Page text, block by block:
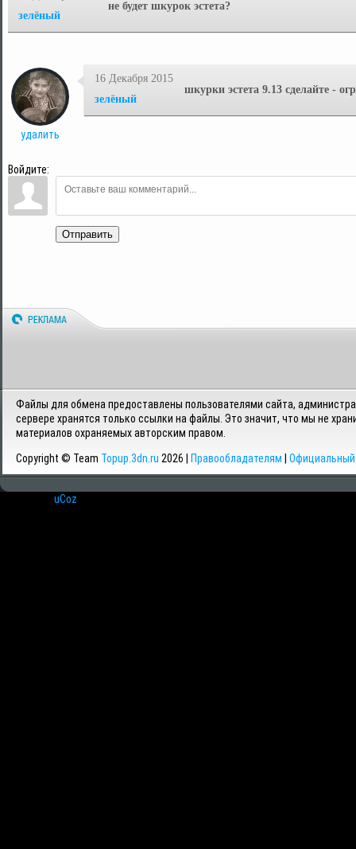
зелёный
не будет шкурок эстета?
удалить
16 Декабря 2015
зелёный
шкурки эстета 9.13 сделайте -
Войдите:
Отправить
Файлы для обмена предоставлены пользователями сайта,
сервере хранятся только ссылки на файлы. Это значит, что мы не
материалов охраняемых авторским правом.
Copyright © Team Topup.3dn.ru 2026 | Правообладателям Официальный
uCoz